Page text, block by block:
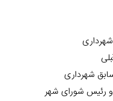
شهرداری
رئیس شورای شهر